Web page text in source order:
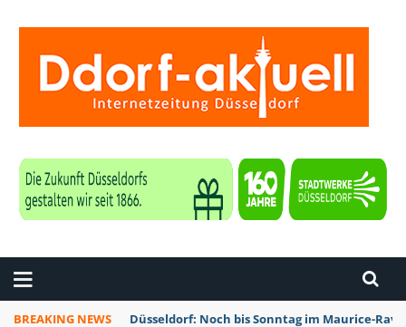
BREAKING NEWS Düsseldorf: Noch bis Sonntag im Maurice-